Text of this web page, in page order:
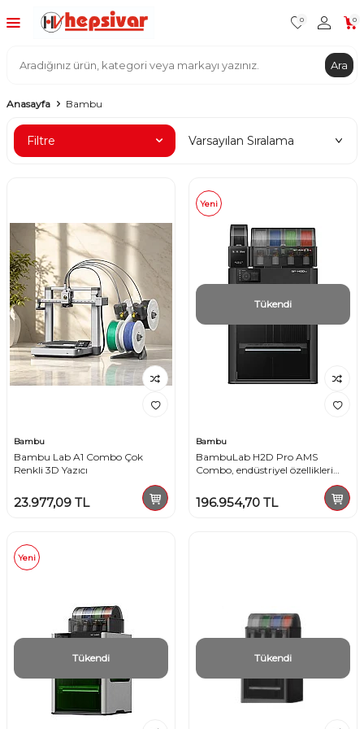
Ara
0 0
Anasayfa Bambu
Filtre
Bambu
Bambu Lab A1 Combo Çok
Renkli 3D Yazıcı
23.977,09 TL
Yeni
Tükendi
Bambu
BambuLab H2D Pro AMS
Combo, endüstriyel özellikleri
yazıcı
196.954,70 TL
Yeni
Tükendi Tükendi